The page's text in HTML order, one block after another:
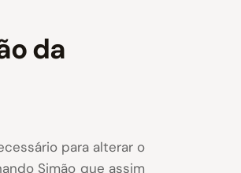
da
para alterar o
Simão que assim